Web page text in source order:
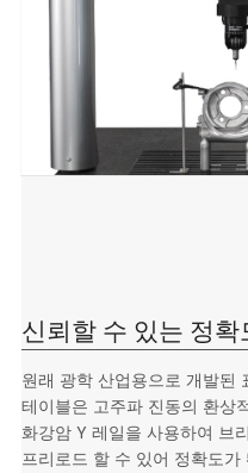
신뢰할 수 있는 정확
원래 광학 산업용으로 개발된
테이블은 고주파 진동의 환상
화강암 Y 레일을 사용하여 브
프리로드 할 수 있어 정확도가